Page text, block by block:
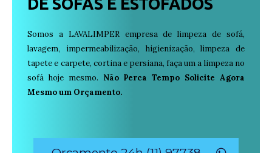
Somos a LAVALIMPER empresa de limpeza de sofá,
lavagem, impermeabilização, higienização, limpeza de
tapete e carpete, cortina e persiana, faça um a limpeza no
sofá hoje mesmo. Não Perca Tempo Solicite Agora
Mesmo um Orçamento.